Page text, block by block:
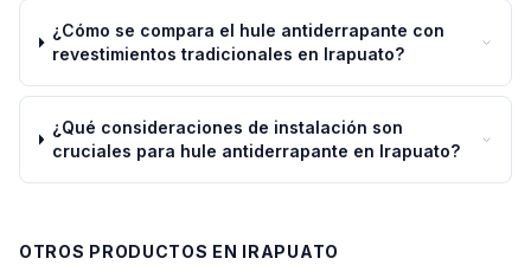
¿Cómo se compara el hule antiderrapante con
revestimientos tradicionales en Irapuato?
¿Qué consideraciones de instalación son
cruciales para hule antiderrapante en Irapuato?
OTROS PRODUCTOS EN IRAPUATO